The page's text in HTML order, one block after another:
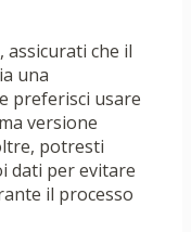
che il
una
preferisci usare
versione
potresti
dati per evitare
il processo